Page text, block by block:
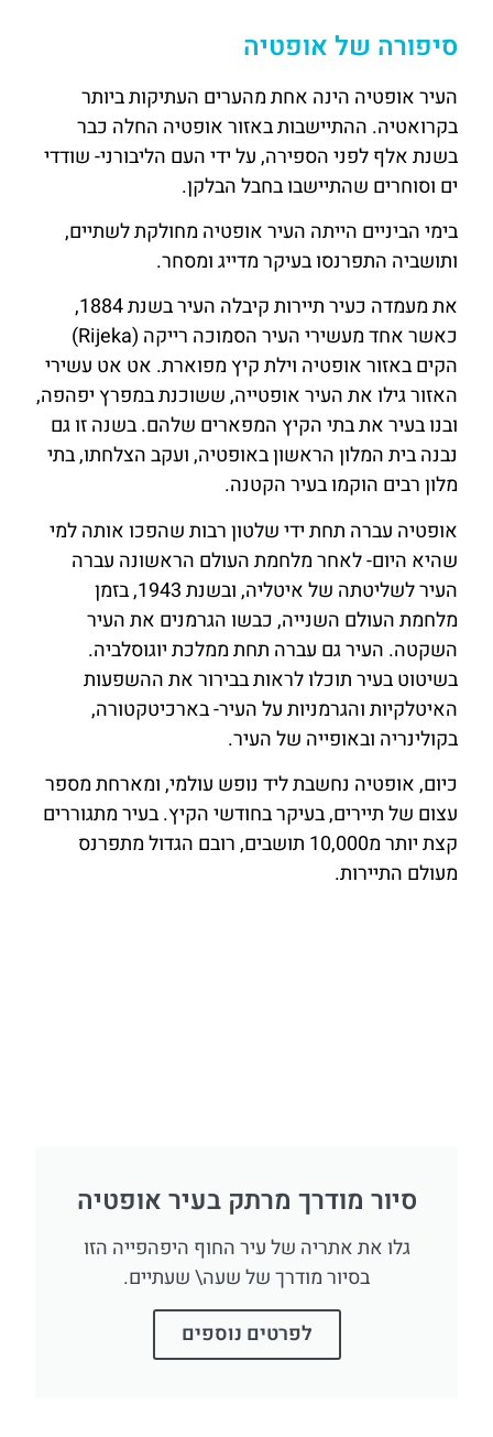
סיפורה של אופטיה
העיר אופטיה הינה אחת מהערים העתיקות ביותר
בקרואטיה. ההתיישבות באזור אופטיה החלה כבר
בשנת אלף לפני הספירה, על ידי העם הליבורני- שודדי
ים וסוחרים שהתיישבו בחבל הבלקן.
בימי הביניים הייתה העיר אופטיה מחולקת לשתיים,
ותושביה התפרנסו בעיקר מדייג ומסחר.
את מעמדה כעיר תיירות קיבלה העיר בשנת 1884,
כאשר אחד מעשירי העיר הסמוכה רייקה (Rijeka)
הקים באזור אופטיה וילת קיץ מפוארת. אט אט עשירי
האזור גילו את העיר אופטייה, ששוכנת במפרץ יפהפה,
ובנו בעיר את בתי הקיץ המפארים שלהם. בשנה זו גם
נבנה בית המלון הראשון באופטיה, ועקב הצלחתו, בתי
מלון רבים הוקמו בעיר הקטנה.
אופטיה עברה תחת ידי שלטון רבות שהפכו אותה למי
שהיא היום- לאחר מלחמת העולם הראשונה עברה
העיר לשליטתה של איטליה, ובשנת 1943, בזמן
מלחמת העולם השנייה, כבשו הגרמנים את העיר
השקטה. העיר גם עברה תחת ממלכת יוגוסלביה.
בשיטוט בעיר תוכלו לראות בבירור את ההשפעות
האיטלקיות והגרמניות על העיר- בארכיטקטורה,
בקולינריה ובאופייה של העיר.
כיום, אופטיה נחשבת ליד נופש עולמי, ומארחת מספר
עצום של תיירים, בעיקר בחודשי הקיץ. בעיר מתגוררים
קצת יותר מ10,000 תושבים, רובם הגדול מתפרנס
מעולם התיירות.
סיור מודרך מרתק בעיר אופטיה
גלו את אתריה של עיר החוף היפהפייה הזו
בסיור מודרך של שעה\ שעתיים.
לפרטים נוספים